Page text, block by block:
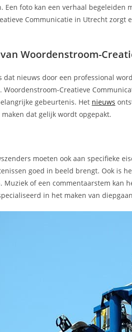
Een foto kan een verhaal
Communicatie in Utrecht
Woordenstroom-
dat nieuws door een professional
Woordenstroom-Creatieve
gebeurtenis. Het nieuws
dat gelijk wordt opgepakt.
moeten ook aan specifieke
goed in beeld brengt. Ook is
of een commentaarstem kan
in het maken van